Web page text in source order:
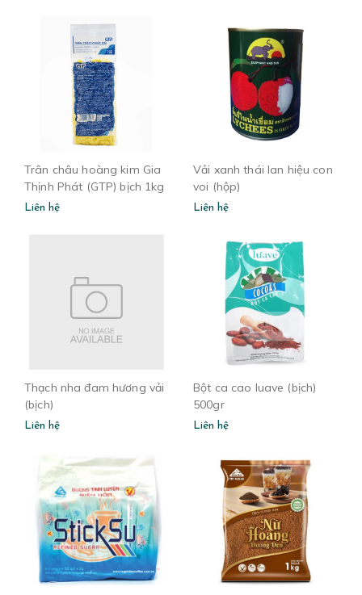
Trân châu hoàng kim Gia
Thịnh Phát (GTP) bịch 1kg
Liên hệ
Vải xanh thái lan hiệu con
voi (hộp)
Liên hệ
Thạch nha đam hương vải
(bịch)
Liên hệ
Bột ca cao luave (bịch)
500gr
Liên hệ